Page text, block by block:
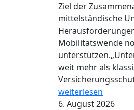
Ziel der
mittelständische
Mobilitätswende
weit mehr als
weiterlesen
6. August 2026